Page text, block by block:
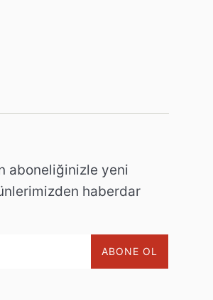
aboneliğinizle yeni
haberdar
ABONE OL